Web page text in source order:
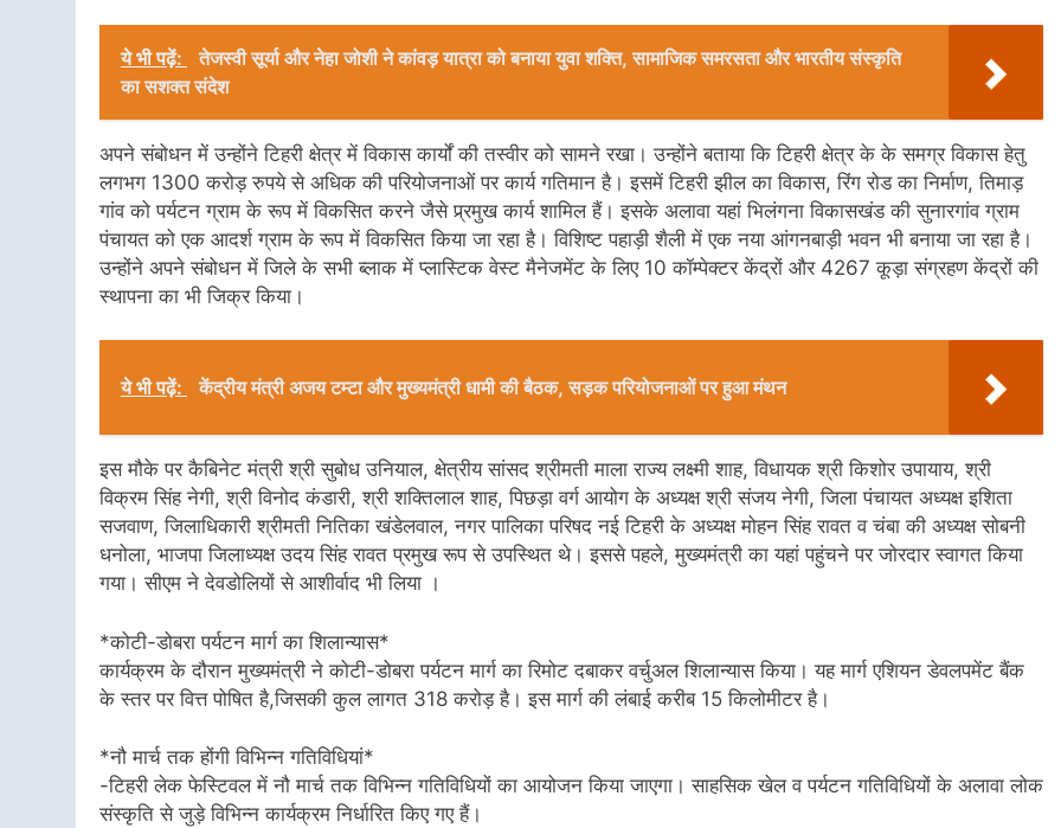
ये भी पढ़ें:
तेजस्वी सूर्या और नेहा जोशी ने कांवड़ यात्रा को बनाया युवा शक्ति, सामाजिक समरसता और भारतीय संस्कृति
का सशक्त संदेश
अपने संबोधन में उन्होंने टिहरी क्षेत्र में विकास कार्यों की तस्वीर को सामने रखा। उन्होंने बताया कि टिहरी क्षेत्र के के समग्र विकास हेतु
लगभग 1300 करोड़ रुपये से अधिक की परियोजनाओं पर कार्य गतिमान है। इसमें टिहरी झील का विकास, रिंग रोड का निर्माण, तिमाड़
गांव को पर्यटन ग्राम के रूप में विकसित करने जैसे प्र्रमुख कार्य शामिल हैं। इसके अलावा यहां भिलंगना विकासखंड की सुनारगांव ग्राम
पंचायत को एक आदर्श ग्राम के रूप में विकसित किया जा रहा है। विशिष्ट पहाड़ी शैली में एक नया आंगनबाड़ी भवन भी बनाया जा रहा है।
उन्होंने अपने संबोधन में जिले के सभी ब्लाक में प्लास्टिक वेस्ट मैनेजमेंट के लिए 10 कॉम्पेक्टर केंद्रों और 4267 कूड़ा संग्रहण केंद्रों की
स्थापना का भी जिक्र किया।
ये भी पढ़ें: केंद्रीय मंत्री अजय टम्टा और मुख्यमंत्री धामी की बैठक, सड़क परियोजनाओं पर हुआ मंथन
इस मौके पर कैबिनेट मंत्री श्री सुबोध उनियाल, क्षेत्रीय सांसद श्रीमती माला राज्य लक्ष्मी शाह, विधायक श्री किशोर उपायाय, श्री
विक्रम सिंह नेगी, श्री विनोद कंडारी, श्री शक्तिलाल शाह, पिछड़ा वर्ग आयोग के अध्यक्ष श्री संजय नेगी, जिला पंचायत अध्यक्ष इशिता
सजवाण, जिलाधिकारी श्रीमती नितिका खंडेलवाल, नगर पालिका परिषद नई टिहरी के अध्यक्ष मोहन सिंह रावत व चंबा की अध्यक्ष सोबनी
धनोला, भाजपा जिलाध्यक्ष उदय सिंह रावत प्रमुख रूप से उपस्थित थे। इससे पहले, मुख्यमंत्री का यहां पहुंचने पर जोरदार स्वागत किया
गया। सीएम ने देवडोलियों से आशीर्वाद भी लिया ।
*कोटी-डोबरा पर्यटन मार्ग का शिलान्यास*
कार्यक्रम के दौरान मुख्यमंत्री ने कोटी-डोबरा पर्यटन मार्ग का रिमोट दबाकर वर्चुअल शिलान्यास किया। यह मार्ग एशियन डेवलपमेंट बैंक
के स्तर पर वित्त पोषित है,जिसकी कुल लागत 318 करोड़ है। इस मार्ग की लंबाई करीब 15 किलोमीटर है।
*नौ मार्च तक होंगी विभिन्न गतिविधियां*
-टिहरी लेक फेस्टिवल में नौ मार्च तक विभिन्न गतिविधियों का आयोजन किया जाएगा। साहसिक खेल व पर्यटन गतिविधियों के अलावा लोक
संस्कृति से जुड़े विभिन्न कार्यक्रम निर्धारित किए गए हैं।